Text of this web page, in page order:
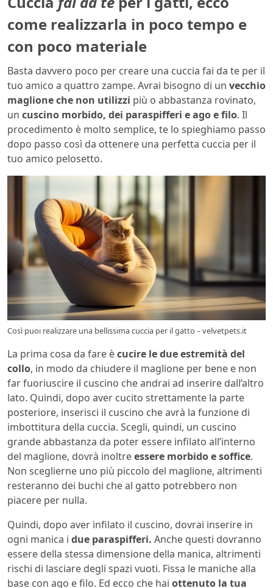
come realizzarla in poco tempo e
con poco materiale
Basta davvero poco per creare una cuccia fai da te per il
tuo amico a quattro zampe. Avrai bisogno di un vecchio
maglione che non utilizzi più o abbastanza rovinato,
un cuscino morbido, dei paraspifferi e ago e filo. Il
procedimento è molto semplice, te lo spieghiamo passo
dopo passo così da ottenere una perfetta cuccia per il
tuo amico pelosetto.
Così puoi realizzare una bellissima cuccia per il gatto – velvetpets.it
La prima cosa da fare ècucire le due estremità del
collo, in modo da chiudere il maglione per bene e non
far fuoriuscire il cuscino che andrai ad inserire dall’altro
lato. Quindi, dopo aver cucito strettamente la parte
posteriore, inserisci il cuscino che avrà la funzione di
imbottitura della cuccia. Scegli, quindi, un cuscino
grande abbastanza da poter essere infilato all’interno
del maglione, dovrà inoltreessere morbido e soffice.
Non sceglierne uno più piccolo del maglione, altrimenti
resteranno dei buchi che al gatto potrebbero non
piacere per nulla.
Quindi, dopo aver infilato il cuscino, dovrai inserire in
ogni manica i due paraspifferi. Anche questi dovranno
essere della stessa dimensione della manica, altrimenti
rischi di lasciare degli spazi vuoti. Fissa le maniche alla
base con ago e filo. Ed ecco che hai ottenuto la tua